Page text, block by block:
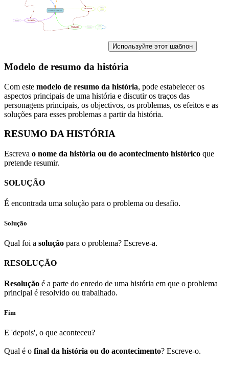
Используйте этот шаблон
Modelo de resumo da história
Com este modelo de resumo da história, pode estabelecer os
aspectos principais de uma história e discutir os traços das
personagens principais, os objectivos, os problemas, os efeitos e as
soluções para esses problemas a partir da história.
RESUMO DA HISTÓRIA
Escreva o nome da história ou do acontecimento histórico que
pretende resumir.
SOLUÇÃO
É encontrada uma solução para o problema ou desafio.
Solução
Qual foi a solução para o problema? Escreve-a.
RESOLUÇÃO
Resolução é a parte do enredo de uma história em que o problema
principal é resolvido ou trabalhado.
Fim
E 'depois', o que aconteceu?
Qual é o final da história ou do acontecimento? Escreve-o.